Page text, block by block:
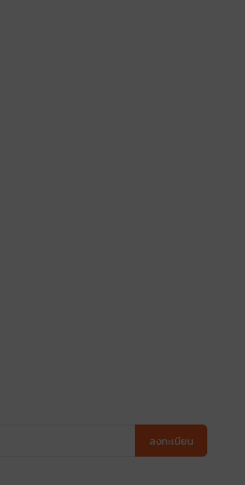
ลงทะเบียน